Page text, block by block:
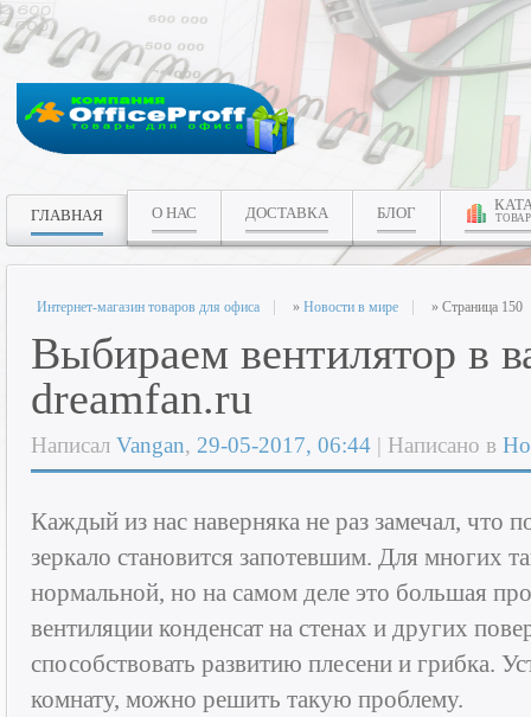
ГЛАВНАЯ О НАС ДОСТАВКА БЛОГ
Интернет-магазин товаров для офиса » Новости в мире » Страница 150
Выбираем вентилятор в
dreamfan.ru
Написал Vangan, 29-05-2017, 06:44 | Написано в
Каждый из нас наверняка не раз замечал, что
зеркало становится запотевшим. Для многих
нормальной, но на самом деле это большая
вентиляции конденсат на стенах и других
способствовать развитию плесени и грибка.
комнату, можно решить такую проблему.